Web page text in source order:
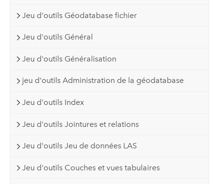
Jeu d'outils Géodatabase fichier
Jeu d'outils Général
Jeu d'outils Généralisation
jeu d'outils Administration de la géodatabase
Jeu d'outils Index
Jeu d'outils Jointures et relations
Jeu d'outils Jeu de données LAS
Jeu d'outils Couches et vues tabulaires